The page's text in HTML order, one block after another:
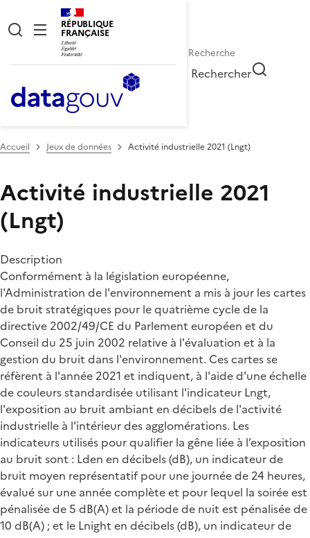
RÉPUBLIQUE
FRANÇAISE
Rechercher
Accueil Jeux de données Activité industrielle 2021 (Lngt)
Activité industrielle 2021
(Lngt)
Description
Conformément à la législation européenne,
l'Administration de l'environnement a mis à jour les cartes
de bruit stratégiques pour le quatrième cycle de la
directive 2002/49/CE du Parlement européen et du
Conseil du 25 juin 2002 relative à l'évaluation et à la
gestion du bruit dans l'environnement. Ces cartes se
réfèrent à l'année 2021 et indiquent, à l'aide d'une échelle
de couleurs standardisée utilisant l'indicateur Lngt,
l'exposition au bruit ambiant en décibels de l'activité
industrielle à l'intérieur des agglomérations. Les
indicateurs utilisés pour qualifier la gêne liée à l’exposition
au bruit sont : Lden en décibels (dB), un indicateur de
bruit moyen représentatif pour une journée de 24 heures,
évalué sur une année complète et pour lequel la soirée est
pénalisée de 5 dB(A) et la période de nuit est pénalisée de
10 dB(A) ; et le Lnight en décibels (dB), un indicateur de